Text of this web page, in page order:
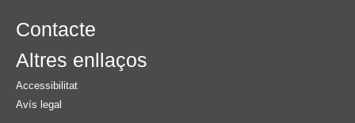
Contacte
Altres enllaços
Accessibilitat
Avís legal